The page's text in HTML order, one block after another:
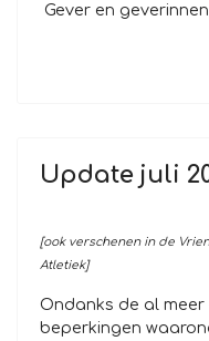
Gever en
Update juli
[ook verschenen in de
Atletiek]
Ondanks de al
beperkingen